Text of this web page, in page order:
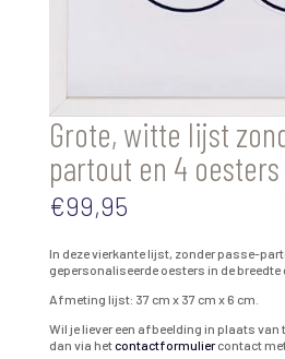
Grote, witte lijst
partout en 4 oesters
€99,95
In deze vierkante lijst, zonder passe-
gepersonaliseerde oesters in de breedte
Afmeting lijst: 37 cm x 37 cm x 6 cm.
Wil je liever een afbeelding in plaats van
dan via hetcontactformuliercontact